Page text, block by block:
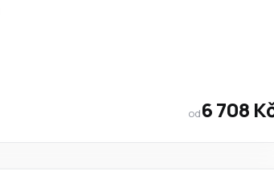
od6 708